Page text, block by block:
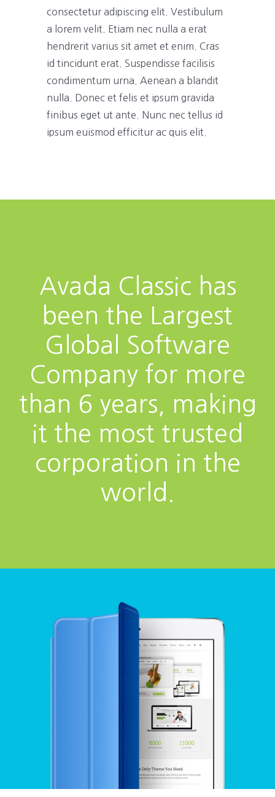
consectetur adipiscing elit. Vestibulum
a lorem velit. Etiam nec nulla a erat
hendrerit varius sit amet et enim. Cras
id tincidunt erat. Suspendisse facilisis
condimentum urna. Aenean a blandit
nulla. Donec et felis et ipsum gravida
finibus eget ut ante. Nunc nec tellus id
ipsum euismod efficitur ac quis elit.
Avada Classic has
been the Largest
Global Software
Company for more
than 6 years, making
it the most trusted
corporation in the
world.